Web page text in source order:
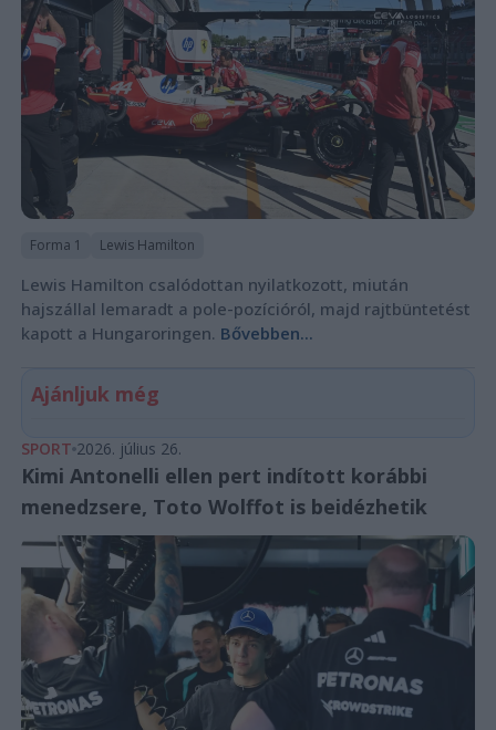
Forma 1 Lewis Hamilton
Lewis Hamilton csalódottan nyilatkozott, miután
hajszállal lemaradt a pole-pozícióról, majd rajtbüntetést
kapott a Hungaroringen. Bővebben...
Ajánljuk még
SPORT 2026. július 26.
Kimi Antonelli ellen pert indított korábbi
menedzsere, Toto Wolffot is beidézhetik